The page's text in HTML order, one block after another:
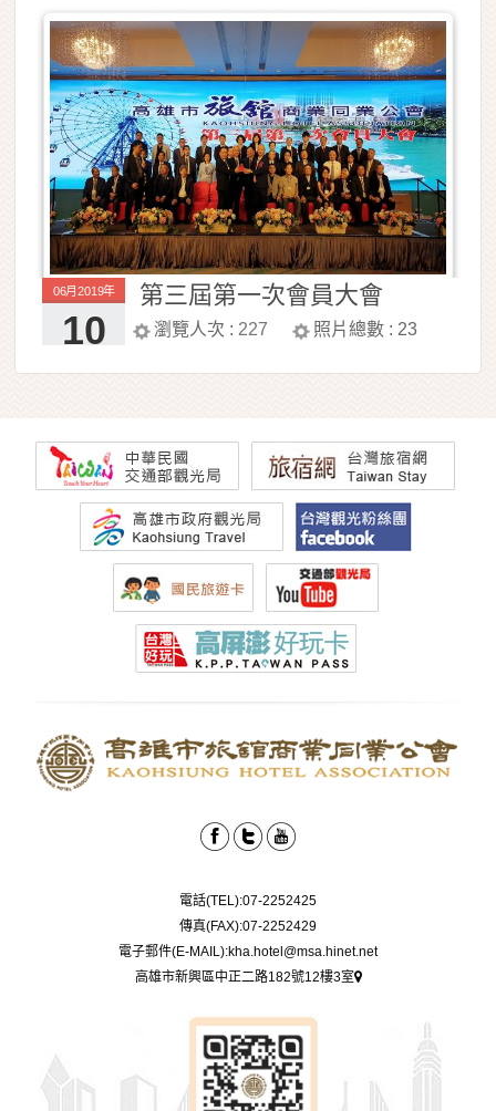
第三屆第一次會員大會
瀏覽人次 : 227 照片總數 : 23
06月2019年
10
電話(TEL):07-2252425
傳真(FAX):07-2252429
電子郵件(E-MAIL):kha.hotel@msa.hinet.net
高雄市新興區中正二路182號12樓3室